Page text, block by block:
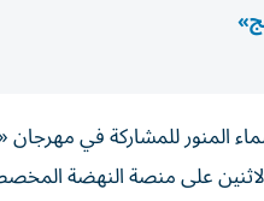
المنور للمشاركة في
على منصة النهضة